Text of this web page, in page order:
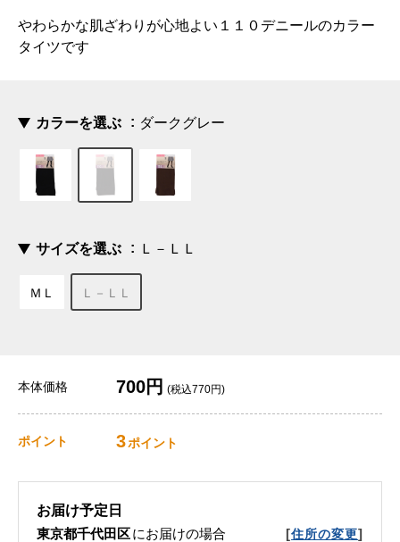
やわらかな肌ざわりが心地よい１１０デニールのカラー
タイツです
カラーを選ぶ ダークグレー
サイズを選ぶ Ｌ－ＬＬ
ＭＬ Ｌ－ＬＬ
本体価格 700円 (税込770円)
ポイント 3ポイント
お届け予定日
東京都千代田区にお届けの場合 [住所の変更]